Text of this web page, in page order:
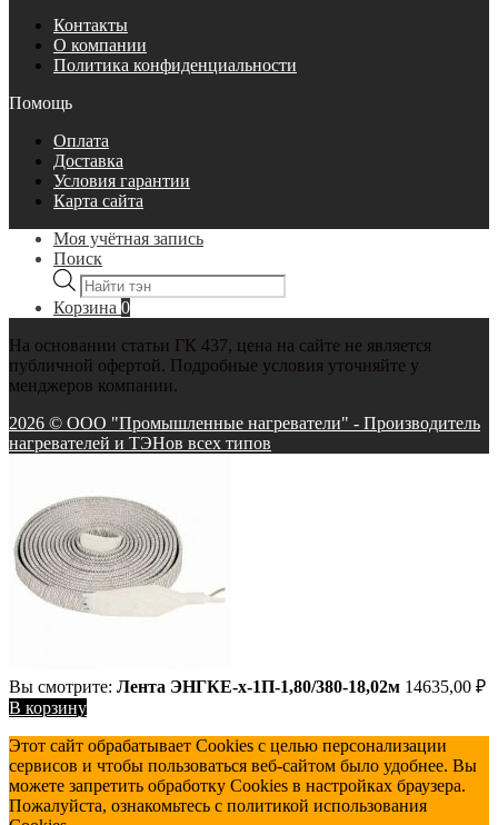
Контакты
О компании
Политика конфиденциальности
Помощь
Оплата
Доставка
Условия гарантии
Карта сайта
Моя учётная запись
Поиск
Поиск
товаров
Корзина 0
На основании статьи ГК 437, цена на сайте не является
публичной офертой. Подробные условия уточняйте у
менджеров компании.
2026 © ООО "Промышленные нагреватели" - Производитель
нагревателей и ТЭНов всех типов
Вы смотрите: Лента ЭНГКЕ-х-1П-1,80/380-18,02м 14635,00 ₽
В корзину
Этот сайт обрабатывает Cookies с целью персонализации
сервисов и чтобы пользоваться веб-сайтом было удобнее. Вы
можете запретить обработку Cookies в настройках браузера.
Пожалуйста, ознакомьтесь с политикой использования